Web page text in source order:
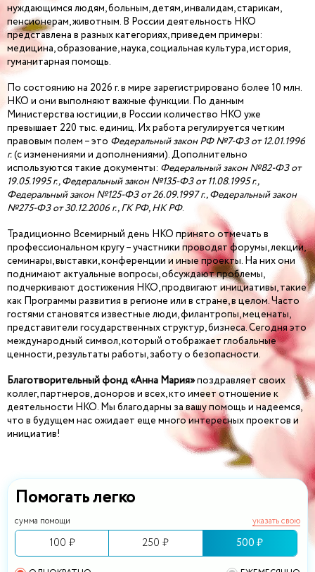
Помогать легко
сумма помощи указать свою
100 ₽ 250 ₽ 500 ₽
нуждающимся людям, больным, детям, инвалидам, старикам,
пенсионерам, животным. В России деятельность НКО
представлена в разных категориях, приведем примеры:
медицина, образование, наука, социальная культура, история,
гуманитарная помощь.
По состоянию на 2026 г. в мире зарегистрировано более 10 млн.
НКО и они выполняют важные функции. По данным
Министерства юстиции, в России количество НКО уже
превышает 220 тыс. единиц. Их работа регулируется четким
правовым полем – это Федеральный закон РФ №7-ФЗ от 12.01.1996
г.(с изменениями и дополнениями). Дополнительно
используются такие документы: Федеральный закон №82-ФЗ от
19.05.1995 г., Федеральный закон №135-ФЗ от 11.08.1995 г.,
Федеральный закон №125-ФЗ от 26.09.1997 г., Федеральный закон
№275-ФЗ от 30.12.2006 г., ГК РФ, НК РФ.
Традиционно Всемирный день НКО принято отмечать в
профессиональном кругу – участники проводят форумы, лекции,
семинары, выставки, конференции и иные проекты. На них они
поднимают актуальные вопросы, обсуждают проблемы,
подчеркивают достижения НКО, продвигают инициативы, такие
как Программы развития в регионе или в стране, в целом. Часто
гостями становятся известные люди, филантропы, меценаты,
представители государственных структур, бизнеса. Сегодня это
международный символ, который отображает глобальные
ценности, результаты работы, заботу о безопасности.
Благотворительный фонд «Анна Мария»поздравляет своих
коллег, партнеров, доноров и всех, кто имеет отношение к
деятельности НКО. Мы благодарны за вашу помощь и надеемся,
что в будущем нас ожидает еще много интересных проектов и
инициатив!